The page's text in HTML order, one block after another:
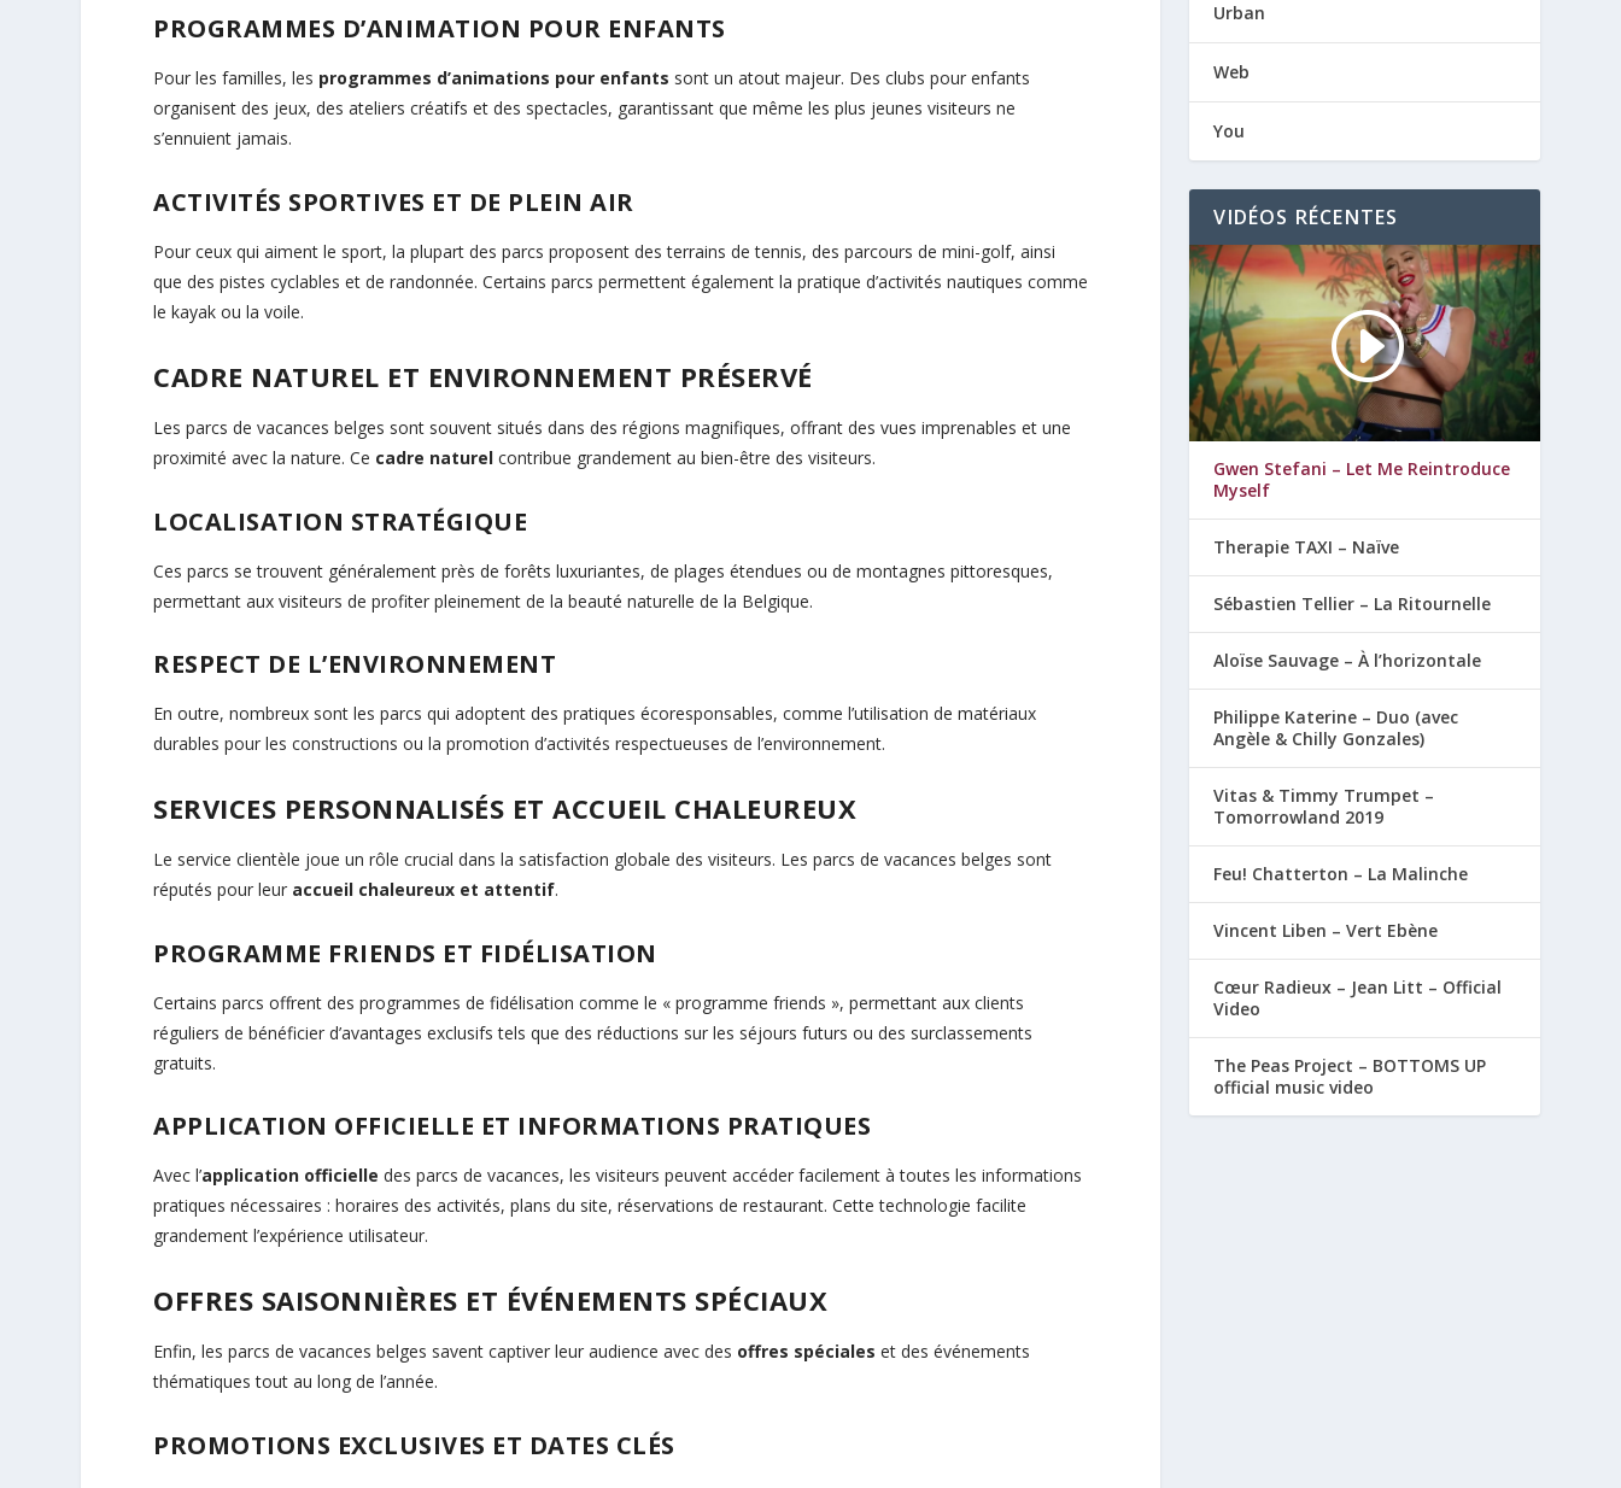
PROGRAMMES D’ANIMATION POUR ENFANTS
Pour les familles, les programmes d’animations pour enfants sont un atout majeur. Des clubs pour enfants
organisent des jeux, des ateliers créatifs et des spectacles, garantissant que même les plus jeunes visiteurs ne
s’ennuient jamais.
ACTIVITÉS SPORTIVES ET DE PLEIN AIR
Pour ceux qui aiment le sport, la plupart des parcs proposent des terrains de tennis, des parcours de mini-golf, ainsi
que des pistes cyclables et de randonnée. Certains parcs permettent également la pratique d’activités nautiques comme
le kayak ou la voile.
CADRE NATUREL ET ENVIRONNEMENT PRÉSERVÉ
Les parcs de vacances belges sont souvent situés dans des régions magnifiques, offrant des vues imprenables et une
proximité avec la nature. Ce cadre naturel contribue grandement au bien-être des visiteurs.
LOCALISATION STRATÉGIQUE
Ces parcs se trouvent généralement près de forêts luxuriantes, de plages étendues ou de montagnes pittoresques,
permettant aux visiteurs de profiter pleinement de la beauté naturelle de la Belgique.
RESPECT DE L’ENVIRONNEMENT
En outre, nombreux sont les parcs qui adoptent des pratiques écoresponsables, comme l’utilisation de matériaux
durables pour les constructions ou la promotion d’activités respectueuses de l’environnement.
SERVICES PERSONNALISÉS ET ACCUEIL CHALEUREUX
Le service clientèle joue un rôle crucial dans la satisfaction globale des visiteurs. Les parcs de vacances belges sont
réputés pour leur accueil chaleureux et attentif.
PROGRAMME FRIENDS ET FIDÉLISATION
Certains parcs offrent des programmes de fidélisation comme le « programme friends », permettant aux clients
réguliers de bénéficier d’avantages exclusifs tels que des réductions sur les séjours futurs ou des surclassements
gratuits.
APPLICATION OFFICIELLE ET INFORMATIONS PRATIQUES
Avec l’application officielle des parcs de vacances, les visiteurs peuvent accéder facilement à toutes les informations
pratiques nécessaires : horaires des activités, plans du site, réservations de restaurant. Cette technologie facilite
grandement l’expérience utilisateur.
OFFRES SAISONNIÈRES ET ÉVÉNEMENTS SPÉCIAUX
Enfin, les parcs de vacances belges savent captiver leur audience avec des offres spéciales et des événements
thématiques tout au long de l’année.
PROMOTIONS EXCLUSIVES ET DATES CLÉS
Urban
Web
You
VIDÉOS RÉCENTES
Gwen Stefani – Let Me Reintroduce
Myself
Therapie TAXI – Naïve
Sébastien Tellier – La Ritournelle
Aloïse Sauvage – À l’horizontale
Philippe Katerine – Duo (avec
Angèle & Chilly Gonzales)
Vitas & Timmy Trumpet –
Tomorrowland 2019
Feu! Chatterton – La Malinche
Vincent Liben – Vert Ebène
Cœur Radieux – Jean Litt – Official
Video
The Peas Project – BOTTOMS UP
official music video